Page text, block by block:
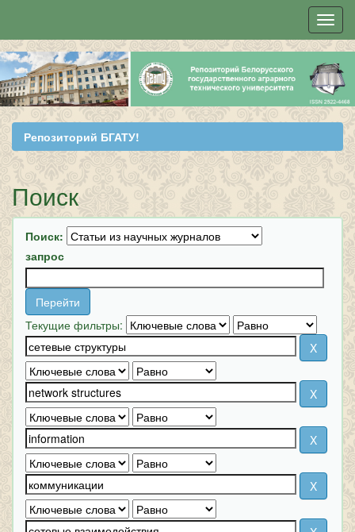
Skip
navigation
Репозиторий БГАТУ!
Поиск
Поиск:
запрос
Текущие фильтры: